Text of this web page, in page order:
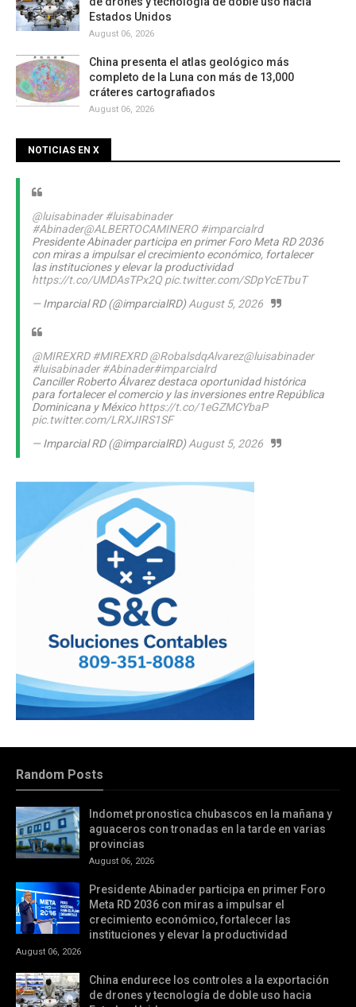
Estados Unidos
August 06, 2026
China presenta el atlas geológico más
completo de la Luna con más de 13,000
cráteres cartografiados
August 06, 2026
NOTICIAS EN X
@luisabinader #luisabinader
#Abinader@ALBERTOCAMINERO #imparcialrd
Presidente Abinader participa en primer Foro Meta RD 2036
con miras a impulsar el crecimiento económico, fortalecer
las instituciones y elevar la productividad
https://t.co/UMDAsTPx2Q pic.twitter.com/SDpYcETbuT
— Imparcial RD (@imparcialRD)August 5, 2026
@MIREXRD #MIREXRD @RobalsdqAlvarez@luisabinader
#luisabinader #Abinader#imparcialrd
Canciller Roberto Álvarez destaca oportunidad histórica
para fortalecer el comercio y las inversiones entre República
Dominicana y Méxicohttps://t.co/1eGZMCYbaP
pic.twitter.com/LRXJIRS1SF
— Imparcial RD (@imparcialRD)August 5, 2026
Random Posts
Indomet pronostica chubascos en la mañana y
aguaceros con tronadas en la tarde en varias
provincias
August 06, 2026
Presidente Abinader participa en primer Foro
Meta RD 2036 con miras a impulsar el
crecimiento económico, fortalecer las
instituciones y elevar la productividad
August 06, 2026
China endurece los controles a la exportación
de drones y tecnología de doble uso hacia